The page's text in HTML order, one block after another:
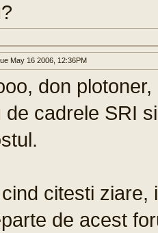
May 16 2006, 12:36PM
don
de cadrele SRI
citesti ziare,
de acest